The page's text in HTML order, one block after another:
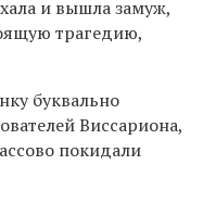
и вышла замуж,
трагедию,
буквально
Виссариона,
покидали